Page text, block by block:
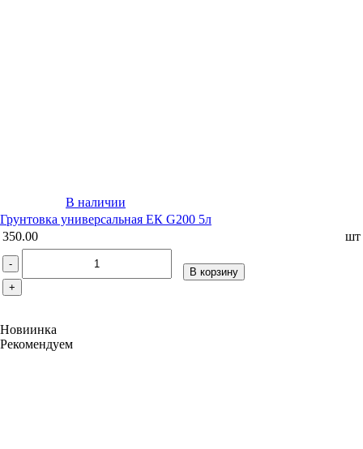
В наличии
Грунтовка универсальная ЕК G200 5л
350.00
шт
-
+
В корзину
Новиинка
Рекомендуем